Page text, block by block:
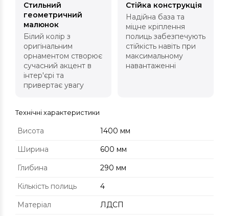
Стильний
геометричний
малюнок
Білий колір з
оригінальним
орнаментом створює
сучасний акцент в
інтер'єрі та
привертає увагу
Стійка конструкція
Надійна база та
міцне кріплення
полиць забезпечують
стійкість навіть при
максимальному
навантаженні
Технічні характеристики
Висота
1400 мм
Ширина
600 мм
Глибина
290 мм
Кількість полиць
4
Матеріал
ЛДСП